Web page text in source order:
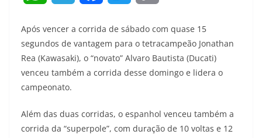
a
t
s
A
p
l
e
a
c
e
o
o
i
t
r
p
y
i
n
Após vencer a corrida de sábado com quase 15
segundos de vantagem para o tetracampeão Jonathan
Rea (Kawasaki), o “novato” Alvaro Bautista (Ducati)
venceu também a corrida desse domingo e lidera o
campeonato.
Além das duas corridas, o espanhol venceu também a
corrida da “superpole”, com duração de 10 voltas e 12